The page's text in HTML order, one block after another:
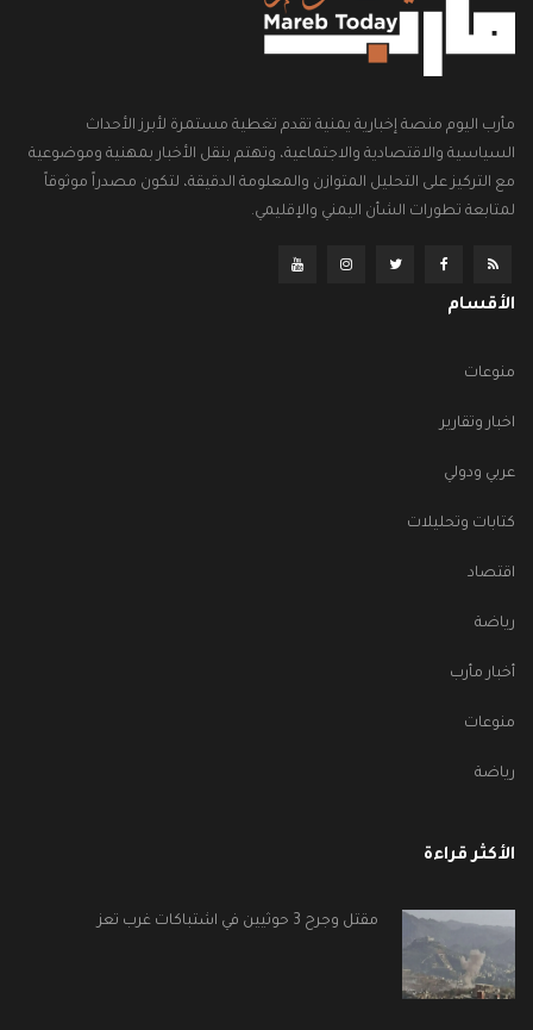
مأرب اليوم منصة إخبارية يمنية تقدم تغطية مستمرة لأبرز الأحداث
السياسية والاقتصادية والاجتماعية، وتهتم بنقل الأخبار بمهنية وموضوعية
مع التركيز على التحليل المتوازن والمعلومة الدقيقة، لتكون مصدراً موثوقاً
لمتابعة تطورات الشأن اليمني والإقليمي.
الأقسام
منوعات
اخبار وتقارير
عربي ودولي
كتابات وتحليلات
اقتصاد
رياضة
أخبار مأرب
منوعات
رياضة
الأكثر قراءة
مقتل وجرح 3 حوثيين في اشتباكات غرب تعز